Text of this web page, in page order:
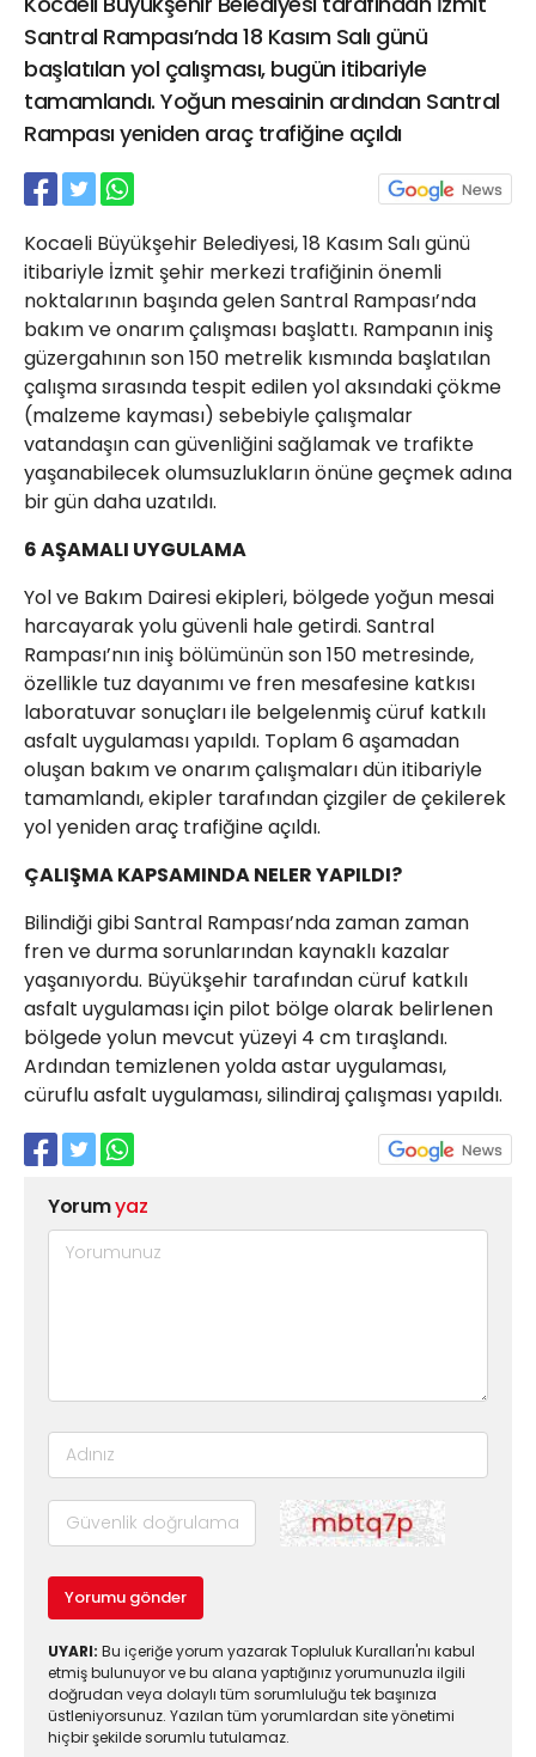
Santral Rampası’nda 18 Kasım Salı günü
başlatılan yol çalışması, bugün itibariyle
tamamlandı. Yoğun mesainin ardından Santral
Rampası yeniden araç trafiğine açıldı
Kocaeli Büyükşehir Belediyesi, 18 Kasım Salı günü
itibariyle İzmit şehir merkezi trafiğinin önemli
noktalarının başında gelen Santral Rampası’nda
bakım ve onarım çalışması başlattı. Rampanın iniş
güzergahının son 150 metrelik kısmında başlatılan
çalışma sırasında tespit edilen yol aksındaki çökme
(malzeme kayması) sebebiyle çalışmalar
vatandaşın can güvenliğini sağlamak ve trafikte
yaşanabilecek olumsuzlukların önüne geçmek adına
bir gün daha uzatıldı.
6 AŞAMALI UYGULAMA
Yol ve Bakım Dairesi ekipleri, bölgede yoğun mesai
harcayarak yolu güvenli hale getirdi. Santral
Rampası’nın iniş bölümünün son 150 metresinde,
özellikle tuz dayanımı ve fren mesafesine katkısı
laboratuvar sonuçları ile belgelenmiş cüruf katkılı
asfalt uygulaması yapıldı. Toplam 6 aşamadan
oluşan bakım ve onarım çalışmaları dün itibariyle
tamamlandı, ekipler tarafından çizgiler de çekilerek
yol yeniden araç trafiğine açıldı.
ÇALIŞMA KAPSAMINDA NELER YAPILDI?
Bilindiği gibi Santral Rampası’nda zaman zaman
fren ve durma sorunlarından kaynaklı kazalar
yaşanıyordu. Büyükşehir tarafından cüruf katkılı
asfalt uygulaması için pilot bölge olarak belirlenen
bölgede yolun mevcut yüzeyi 4 cm tıraşlandı.
Ardından temizlenen yolda astar uygulaması,
cüruflu asfalt uygulaması, silindiraj çalışması yapıldı.
Yorumyaz
Yorumu gönder
UYARI: Bu içeriğe yorum yazarak Topluluk Kuralları'nı kabul
etmiş bulunuyor ve bu alana yaptığınız yorumunuzla ilgili
doğrudan veya dolaylı tüm sorumluluğu tek başınıza
üstleniyorsunuz. Yazılan tüm yorumlardan site yönetimi
hiçbir şekilde sorumlu tutulamaz.
21 Gölcük
02624132333
haber@golcukpostasi.com